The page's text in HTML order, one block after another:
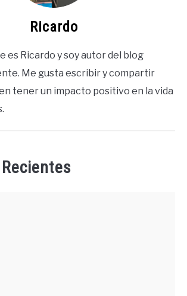
Ricardo
es Ricardo y soy autor del blog
Me gusta escribir y compartir
tener un impacto positivo en la vida